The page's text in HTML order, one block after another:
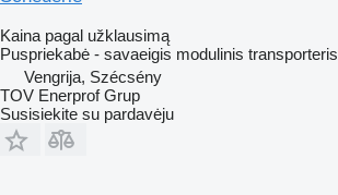
Kaina pagal užklausimą
Puspriekabė - savaeigis modulinis transporteris
Vengrija, Szécsény
TOV Enerprof Grup
Susisiekite su pardavėju